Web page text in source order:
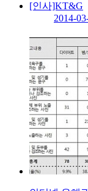
[인사]KT&G
2014-